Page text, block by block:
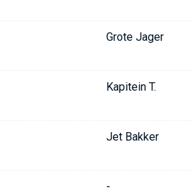
Grote Jager
Kapitein T.
Jet Bakker
-